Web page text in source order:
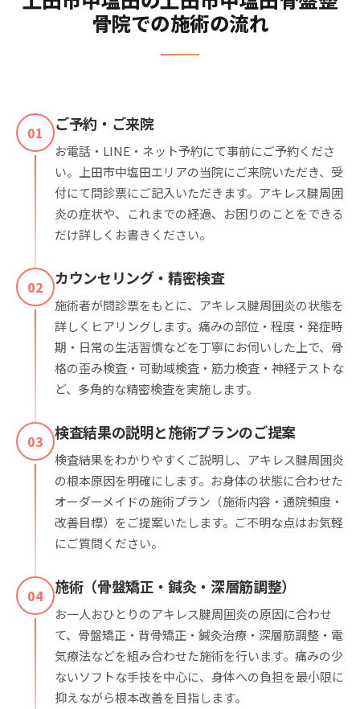
骨院での施術の流れ
01 ご予約・ご来院
お電話・LINE・ネット予約にて事前にご予約くださ
い。上田市中塩田エリアの当院にご来院いただき、受
付にて問診票にご記入いただきます。アキレス腱周囲
炎の症状や、これまでの経過、お困りのことをできる
だけ詳しくお書きください。
02 カウンセリング・精密検査
施術者が問診票をもとに、アキレス腱周囲炎の状態を
詳しくヒアリングします。痛みの部位・程度・発症時
期・日常の生活習慣などを丁寧にお伺いした上で、骨
格の歪み検査・可動域検査・筋力検査・神経テストな
ど、多角的な精密検査を実施します。
03 検査結果の説明と施術プランのご提案
検査結果をわかりやすくご説明し、アキレス腱周囲炎
の根本原因を明確にします。お身体の状態に合わせた
オーダーメイドの施術プラン（施術内容・通院頻度・
改善目標）をご提案いたします。ご不明な点はお気軽
にご質問ください。
04 施術（骨盤矯正・鍼灸・深層筋調整）
お一人おひとりのアキレス腱周囲炎の原因に合わせ
て、骨盤矯正・背骨矯正・鍼灸治療・深層筋調整・電
気療法などを組み合わせた施術を行います。痛みの少
ないソフトな手技を中心に、身体への負担を最小限に
抑えながら根本改善を目指します。